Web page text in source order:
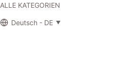
ALLE KATEGORIEN
Deutsch - DE